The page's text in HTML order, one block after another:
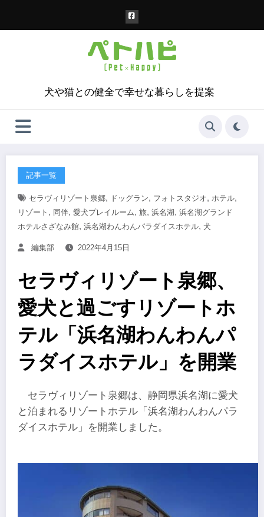
犬や猫との健全で幸せな暮らしを提案
記事一覧
セラヴィリゾート泉郷, ドッグラン, フォトスタジオ, ホテル,
リゾート , 同伴, 愛犬プレイルーム, 旅, 浜名湖 , 浜名湖グランド
ホテルさざなみ館, 浜名湖わんわんパラダイスホテル, 犬
編集部 2022年4月15日
セラヴィリゾート泉郷、
愛犬と過ごすリゾートホ
テル「浜名湖わんわんパ
ラダイスホテル」を開業
セラヴィリゾート泉郷は、静岡県浜名湖に愛犬
と泊まれるリゾートホテル「浜名湖わんわんパラ
ダイスホテル」を開業しました。